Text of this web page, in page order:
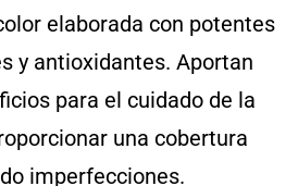
elaborada con potentes
y antioxidantes. Aportan
para el cuidado de la
una cobertura
imperfecciones.